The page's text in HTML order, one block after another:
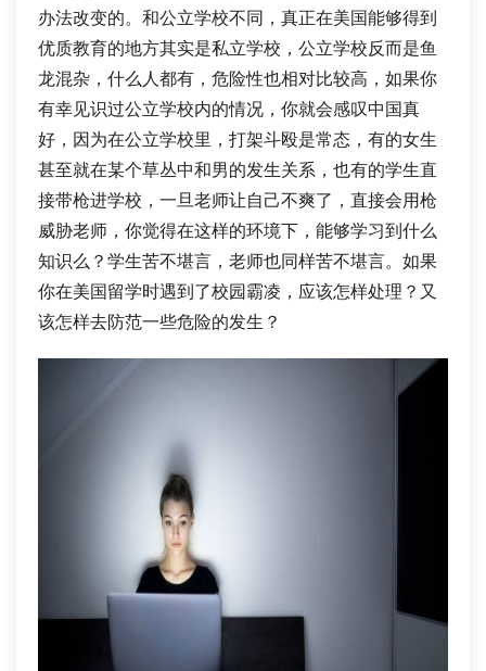
办法改变的。和公立学校不同，真正在美国能够得到
优质教育的地方其实是私立学校，公立学校反而是鱼
龙混杂，什么人都有，危险性也相对比较高，如果你
有幸见识过公立学校内的情况，你就会感叹中国真
好，因为在公立学校里，打架斗殴是常态，有的女生
甚至就在某个草丛中和男的发生关系，也有的学生直
接带枪进学校，一旦老师让自己不爽了，直接会用枪
威胁老师，你觉得在这样的环境下，能够学习到什么
知识么？学生苦不堪言，老师也同样苦不堪言。如果
你在美国留学时遇到了校园霸凌，应该怎样处理？又
该怎样去防范一些危险的发生？